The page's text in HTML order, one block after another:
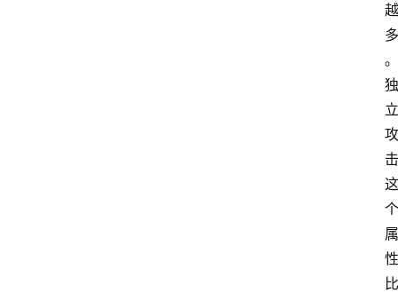
越
多
。
独
立
攻
击
这
个
属
性
比